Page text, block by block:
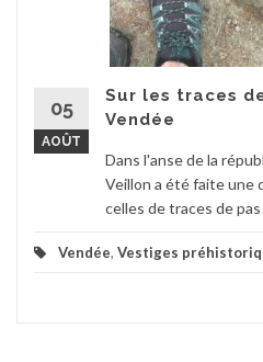
05
AOÛT
Sur les traces
Vendée
Dans l'anse de la
Veillon a été faite une
celles de traces de pas
Vendée, Vestiges